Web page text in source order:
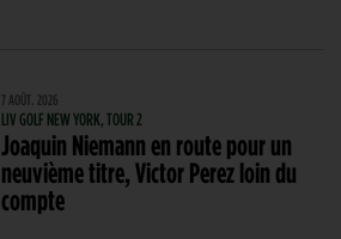
7 AOÛT. 2026
LIV GOLF NEW YORK, TOUR 2
Joaquin Niemann en route pour un
neuvième titre, Victor Perez loin du
compte